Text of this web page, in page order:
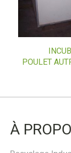
POULET
À